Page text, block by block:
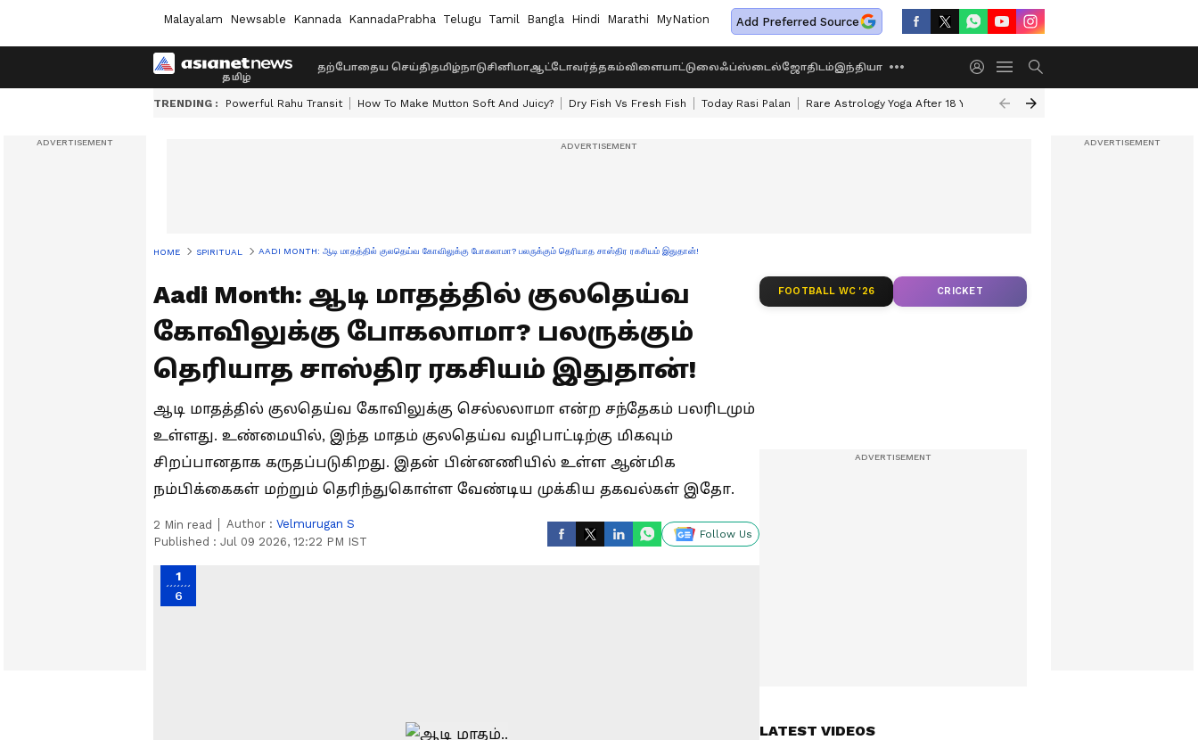
Malayalam Newsable Kannada KannadaPrabha Telugu Tamil Bangla Hindi Marathi MyNation Add Preferred Source
தற்போதைய செய்திதமிழ்நாடுசினிமாஆட்டோவர்த்தகம்விளையாட்டுலைஃப்ஸ்டைல்ஜோதிடம்இந்தியா
TRENDING : Powerful Rahu Transit How To Make Mutton Soft And Juicy? Dry Fish Vs Fresh Fish Today Rasi Palan Rare Astrology Yoga After 18 Years Dwi Pushkar Yoga 2026
HOME SPIRITUAL AADI MONTH: ஆடி மாதத்தில் குலதெய்வ கோவிலுக்கு போகலாமா? பலருக்கும் தெரியாத சாஸ்திர ரகசியம் இதுதான்!
Aadi Month: ஆடி மாதத்தில் குலதெய்வ
கோவிலுக்கு போகலாமா? பலருக்கும்
தெரியாத சாஸ்திர ரகசியம் இதுதான்!
ஆடி மாதத்தில் குலதெய்வ கோவிலுக்கு செல்லலாமா என்ற சந்தேகம் பலரிடமும்
உள்ளது. உண்மையில், இந்த மாதம் குலதெய்வ வழிபாட்டிற்கு மிகவும்
சிறப்பானதாக கருதப்படுகிறது. இதன் பின்னணியில் உள்ள ஆன்மிக
நம்பிக்கைகள் மற்றும் தெரிந்துகொள்ள வேண்டிய முக்கிய தகவல்கள் இதோ.
2 Min read Author : Velmurugan S
Published : Jul 09 2026, 12:22 PM IST
Follow Us
1
6
FOOTBALL WC '26 CRICKET
LATEST VIDEOS